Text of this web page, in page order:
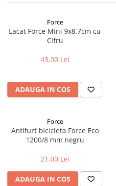
Aparatori noroi bicicleta
Suport bicicleta
Lumini bicicleta
Placute frana bicicleta
Discuri frana bicicleta
Adaptoare frana bicicleta
Frane pe janta
Spite
Butuci
Accesorii butuci
Jante bicicleta
Faruri si lumini
Butoane si conectori
Convertor
Claxoane
Manete de frana
Cabluri de frana
Etrier frana
Force
Lacat Force Mini 9x8.7cm cu
Cifru
43,00 Lei
ADAUGA IN COS
Force
Antifurt bicicleta Force Eco
1200/8 mm negru
21,00 Lei
ADAUGA IN COS